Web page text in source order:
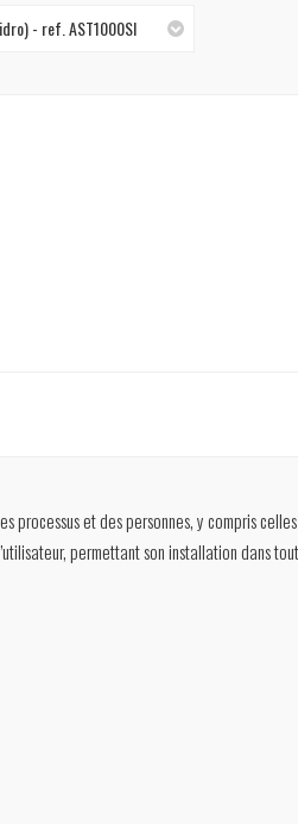
- ref. AST1000SI
et des personnes, y compris
permettant son installation dans